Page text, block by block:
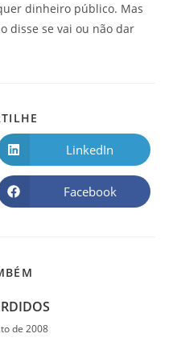
dinheiro público. Mas
disse se vai ou não dar
LinkedIn
Facebook
de 2008